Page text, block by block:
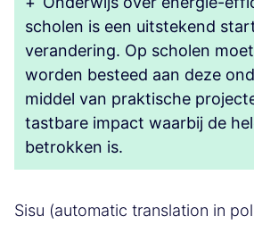
scholen is een uitstekend
verandering. Op scholen
worden besteed aan deze
middel van praktische
tastbare impact waarbij de
betrokken is.
Sisu (automatic translation in